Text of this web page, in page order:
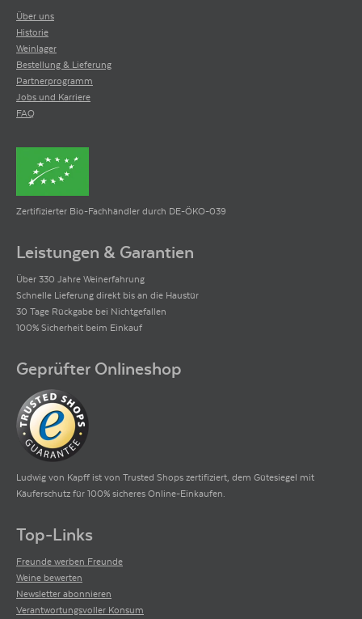
Über uns
Historie
Weinlager
Bestellung & Lieferung
Partnerprogramm
Jobs und Karriere
FAQ
Zertifizierter Bio-Fachhändler durch DE-ÖKO-039
Leistungen & Garantien
Über 330 Jahre Weinerfahrung
Schnelle Lieferung direkt bis an die Haustür
30 Tage Rückgabe bei Nichtgefallen
100% Sicherheit beim Einkauf
Geprüfter Onlineshop
Ludwig von Kapff ist von Trusted Shops zertifiziert, dem Gütesiegel mit
Käuferschutz für 100% sicheres Online-Einkaufen.
Top-Links
Freunde werben Freunde
Weine bewerten
Newsletter abonnieren
Verantwortungsvoller Konsum